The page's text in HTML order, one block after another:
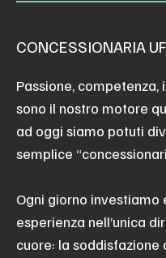
CONCESSIONARIA
Passione,
sono il nostro motore
ad oggi siamo potuti
semplice
Ogni giorno investiamo
esperienza nell’unica
cuore: la soddisfazione